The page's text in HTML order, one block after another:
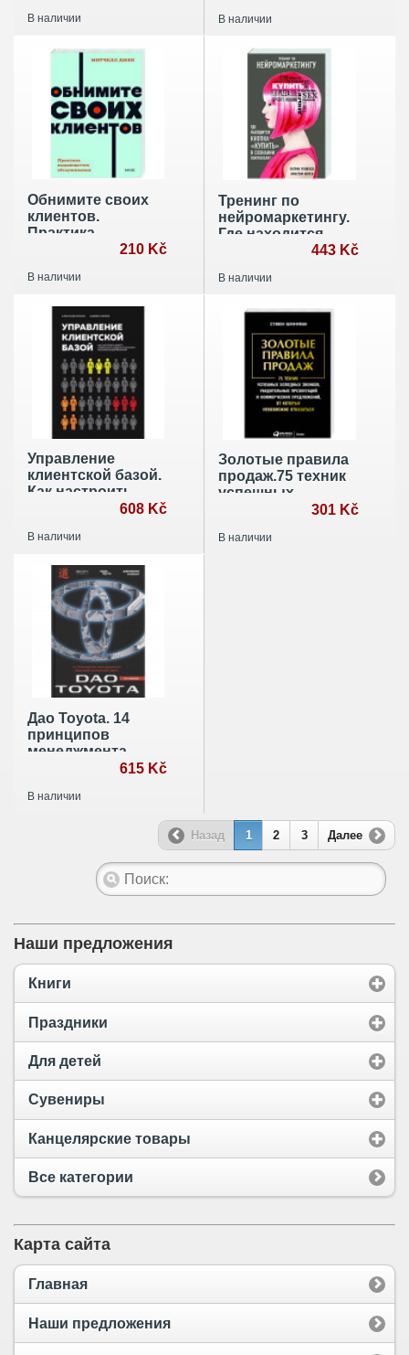
переговоров и
В наличии В наличии
Обнимите своих
клиентов.
Практика
выдающегося210 Kč
В наличии
Тренинг по
нейромаркетингу.
Где находится
кнопка "Купить" в
покупателя?
443 Kč
В наличии
Управление
клиентской базой.
Как настроить
отдела и получить
результат
608 Kč
В наличии
Золотые правила
продаж.75 техник
успешных
презентаций
301 Kč
В наличии
Дао Toyota. 14
принципов
менеджмента
615 Kč
В наличии
Назад 1 2 3 Далее
Наши предложения
Книги
Праздники
Для детей
Сувениры
Канцелярские товары
Все категории
Карта сайта
Главная
Наши предложения